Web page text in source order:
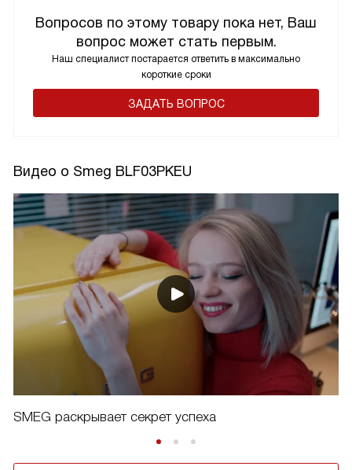
Вопросов по этому товару пока нет, Ваш
вопрос может стать первым.
Наш специалист постарается ответить в максимально
короткие сроки
ЗАДАТЬ ВОПРОС
Видео о Smeg BLF03PKEU
SMEG раскрывает секрет успеха